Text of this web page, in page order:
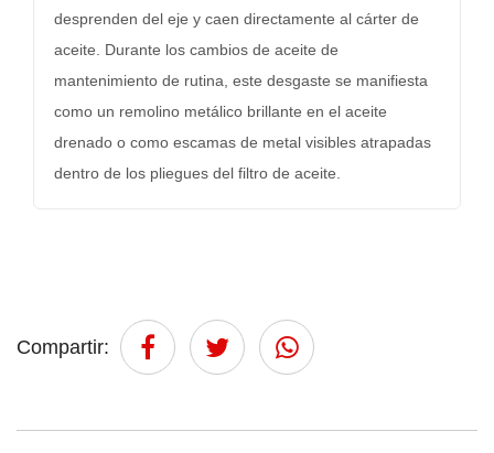
desprenden del eje y caen directamente al cárter de
aceite. Durante los cambios de aceite de
mantenimiento de rutina, este desgaste se manifiesta
como un remolino metálico brillante en el aceite
drenado o como escamas de metal visibles atrapadas
dentro de los pliegues del filtro de aceite.
Compartir: